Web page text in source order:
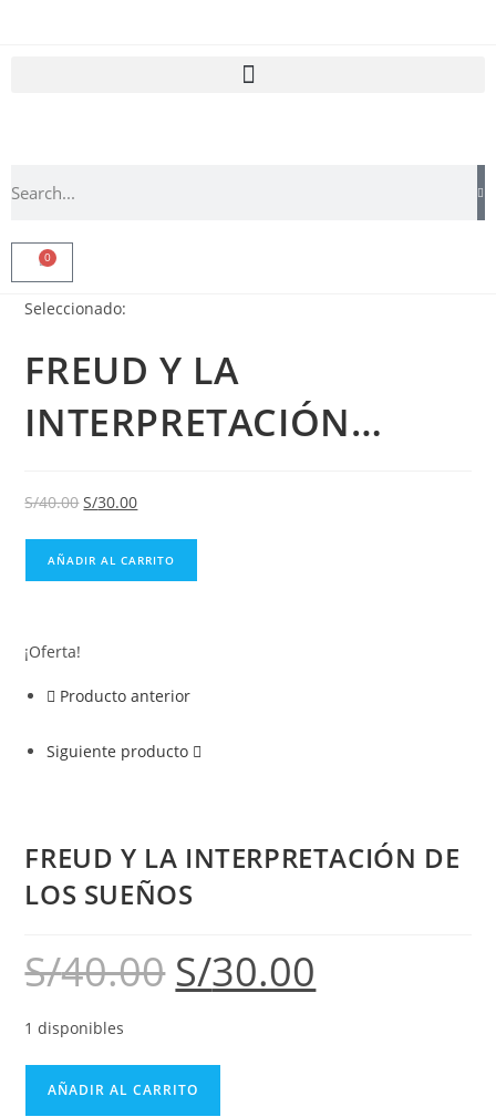
0
Seleccionado:
FREUD Y LA
INTERPRETACIÓN…
S/40.00 S/30.00
AÑADIR AL CARRITO
¡Oferta!
Producto anterior
Siguiente producto
FREUD Y LA INTERPRETACIÓN DE
LOS SUEÑOS
S/40.00S/30.00
1 disponibles
AÑADIR AL CARRITO